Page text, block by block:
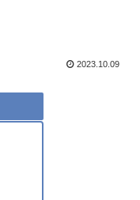
2023.10.09